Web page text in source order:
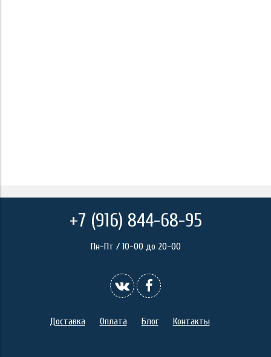
+7 (916) 844-68-95
Пн-Пт / 10-00 до 20-00
Доставка Оплата Блог Контакты